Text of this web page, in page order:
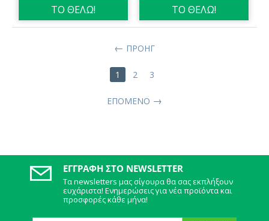
ΤΟ ΘΕΛΩ! ΤΟ ΘΕΛΩ!
ΠΡΟΗΓ
1 2 3
ΕΠΌΜΕΝΟ
ΕΓΓΡΑΦΉ ΣΤΟ NEWSLETTER
Τα newsletters μας σίγουρα θα σας εκπλήξουν
ευχάριστα! Ενημερώσεις για νέα προϊόντα και
προσφορές κάθε μήνα!